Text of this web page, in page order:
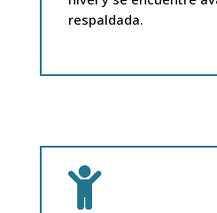
respaldada.
